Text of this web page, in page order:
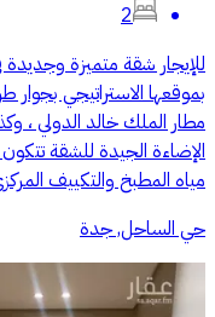
2
بموقعها الاستراتيجي
مطار الملك خالد الدولي ،
الإضاءة الجيدة للشقة
مياه المطبخ والتكييف
حي الساحل, جدة